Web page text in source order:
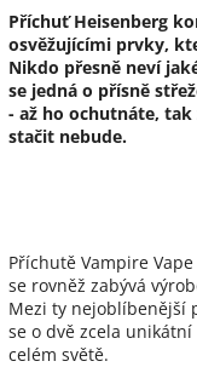
Příchuť Heisenberg
osvěžujícími prvky,
Nikdo přesně neví
se jedná o přísně
- až ho ochutnáte,
stačit nebude.
Příchutě Vampire
se rovněž zabývá
Mezi ty nejoblíbenější
se o dvě zcela
celém světě.